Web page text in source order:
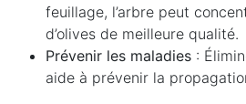
feuillage, l’arbre peut
d’olives de meilleure qualité.
Prévenir les maladies :
aide à prévenir la